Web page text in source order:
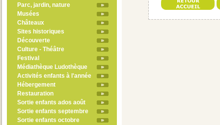
Parc, jardin, nature
Musées
Châteaux
Sites historiques
Découverte
Culture - Théâtre
Festival
Médiathèque Ludothèque
Activités enfants à l'année
Hébergement
Restauration
Sortie enfants ados août
Sortie enfants septembre
Sortie enfants octobre